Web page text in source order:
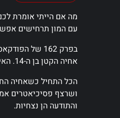
מה אם הייתי אומרת
עם המון תרחישים
בפרק 162 של
אחיה הקטן בן ה-14. האירוע המכונן הזה תפס אותה לא מוכנה, והיווה נקודת מפנה משמעותית לחיים החדשים שלה.
הכל התחיל כשאחיה
ושרצף פסיכיאטרים
והתודעה הן נצחיות.